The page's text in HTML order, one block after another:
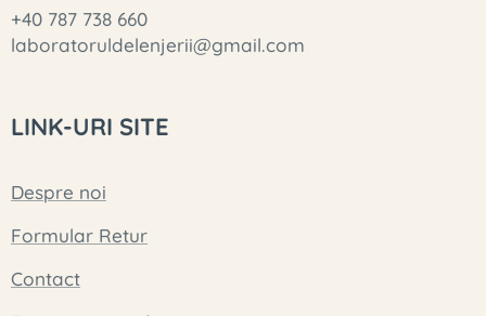
+40 787 738 660
laboratoruldelenjerii@gmail.com
LINK-URI SITE
Despre noi
Formular Retur
Contact